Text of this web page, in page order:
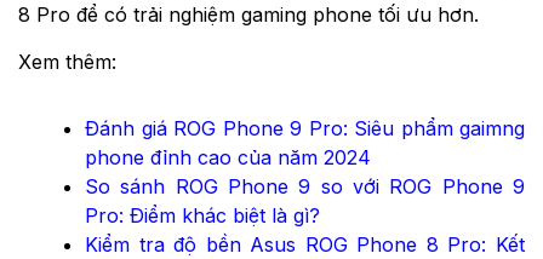
8 Pro để có trải nghiệm gaming phone tối ưu hơn.
Xem thêm:
Đánh giá ROG Phone 9 Pro: Siêu phẩm gaimng
phone đỉnh cao của năm 2024
So sánh ROG Phone 9 so với ROG Phone 9
Pro: Điểm khác biệt là gì?
Kiểm tra độ bền Asus ROG Phone 8 Pro: Kết